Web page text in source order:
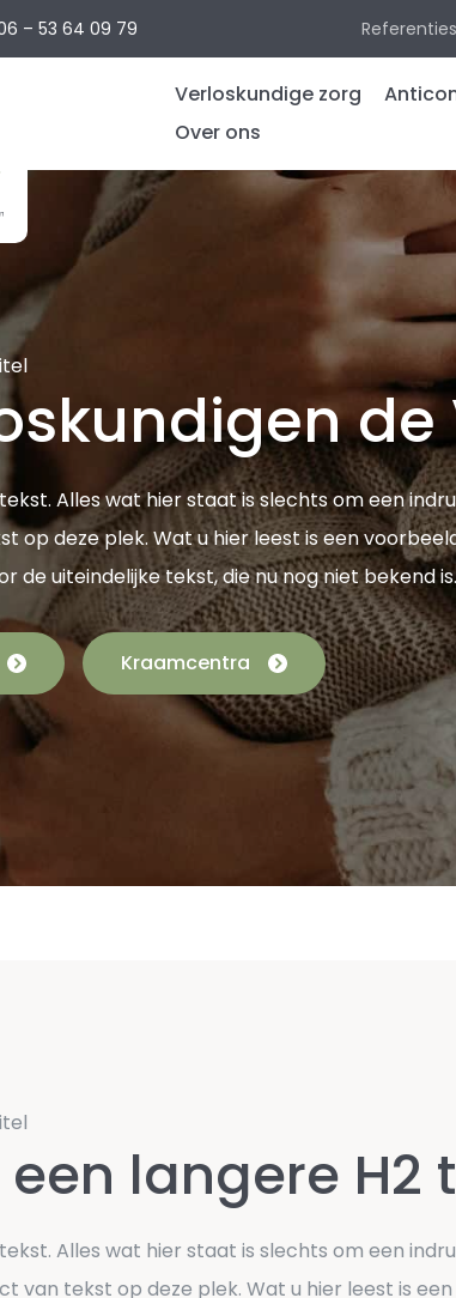
– 53 64 09 79 Referenties
Verloskundige zorg
Vruchtbaarheid
Kennisbank
Over ons
Spreekuurlocaties
Algemene
informatie
de
Alles wat hier staat is slechts om een
op deze plek. Wat u hier leest is een
de uiteindelijke tekst, die nu nog niet bekend is.
Kraamcentra
een langere H2
Alles wat hier staat is slechts om een
van tekst op deze plek. Wat u hier leest is